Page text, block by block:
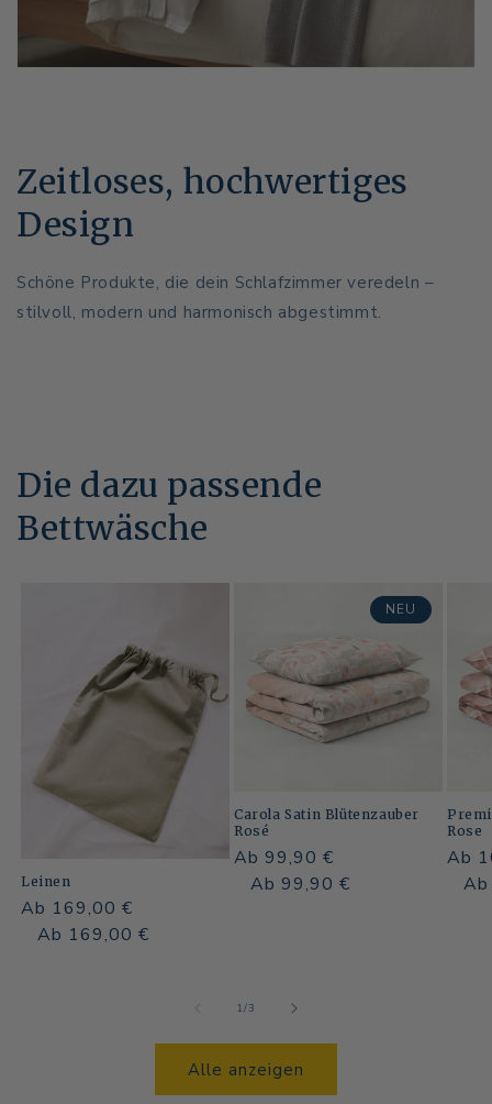
Zeitloses, hochwertiges
Design
Schöne Produkte, die dein Schlafzimmer veredeln –
stilvoll, modern und harmonisch abgestimmt.
Die dazu passende
Bettwäsche
Leinen
Normaler
Preis
Ab 169,00 €
Normaler
Verkaufspreis
Ab 169,00 €
NEU
Carola Satin Blütenzauber
Rosé
Normaler
Preis
Ab 99,90 €
Normaler
Verkaufspreis
Ab 99,90 €
Rose
Preis
Ab
1/von
3
Alle anzeigen